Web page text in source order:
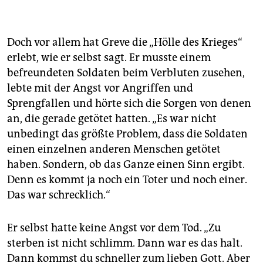
Doch vor allem hat Greve die „Hölle des Krieges“
erlebt, wie er selbst sagt. Er musste einem
befreundeten Soldaten beim Verbluten zusehen,
lebte mit der Angst vor Angriffen und
Sprengfallen und hörte sich die Sorgen von denen
an, die gerade getötet hatten. „Es war nicht
unbedingt das größte Problem, dass die Soldaten
einen einzelnen anderen Menschen getötet
haben. Sondern, ob das Ganze einen Sinn ergibt.
Denn es kommt ja noch ein Toter und noch einer.
Das war schrecklich.“
Er selbst hatte keine Angst vor dem Tod. „Zu
sterben ist nicht schlimm. Dann war es das halt.
Dann kommst du schneller zum lieben Gott. Aber